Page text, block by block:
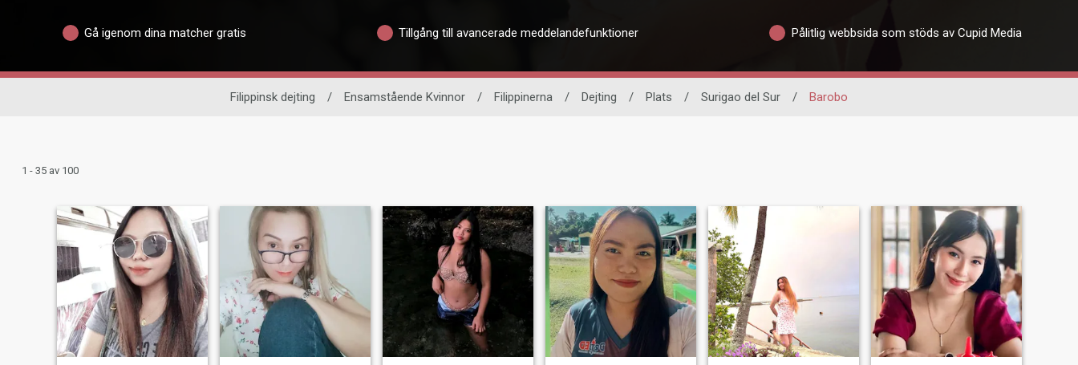
Gå igenom dina matcher gratis Tillgång till avancerade meddelandefunktioner Pålitlig webbsida som stöds av Cupid Media
Filippinsk dejting / Ensamstående Kvinnor / Filippinerna / Dejting / Plats / Surigao del Sur / Barobo
1 - 35 av 100